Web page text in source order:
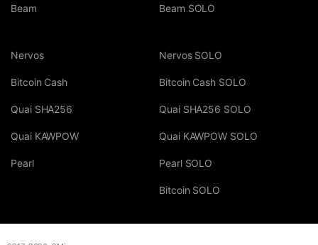
Beam Beam SOLO
Nervos
Bitcoin Cash
Quai SHA256
Quai KAWPOW
Pearl
Nervos SOLO
Bitcoin Cash SOLO
Quai SHA256 SOLO
Quai KAWPOW SOLO
Pearl SOLO
Bitcoin SOLO